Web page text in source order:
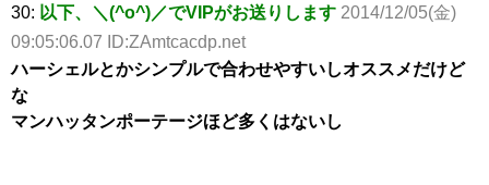
30: 以下、＼(^o^)／でVIPがお送りします 2014/12/05(金)
09:05:06.07 ID:ZAmtcacdp.net
ハーシェルとかシンプルで合わせやすいしオススメだけど
な
マンハッタンポーテージほど多くはないし